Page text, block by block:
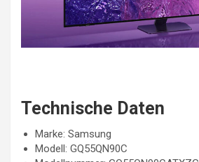
Technische Daten
Marke: Samsung
Modell: GQ55QN90C